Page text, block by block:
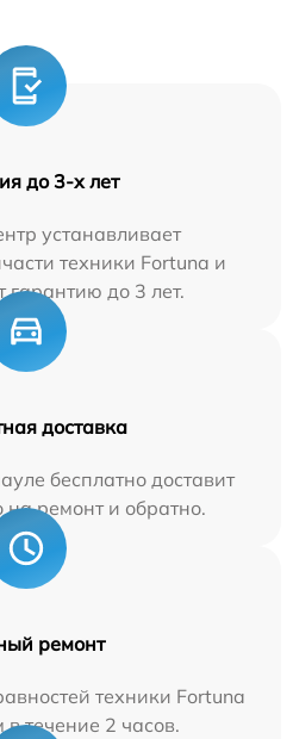
до 3-х лет
устанавливает
техники Fortuna и
гарантию до 3 лет.
доставка
бесплатно доставит
на ремонт и обратно.
ремонт
техники Fortuna
течение 2 часов.